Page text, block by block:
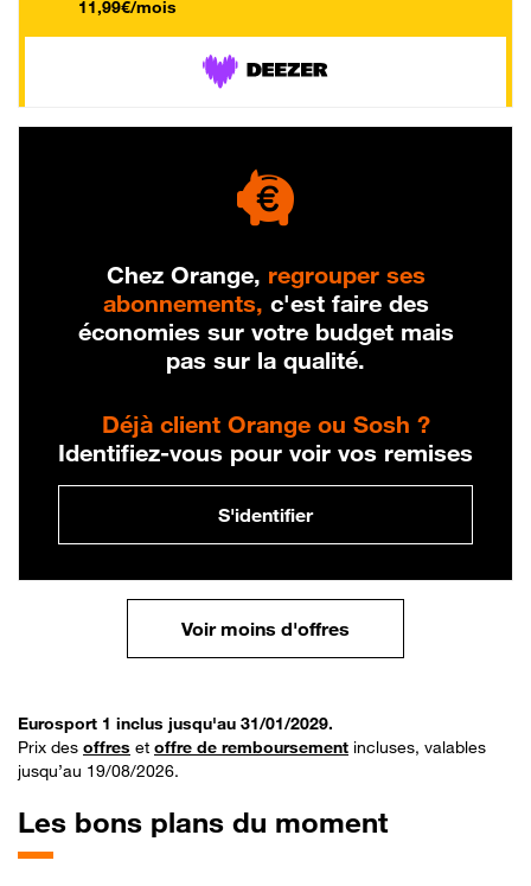
11,99€/mois
Chez Orange, regrouper ses
abonnements, c'est faire des
économies sur votre budget mais
pas sur la qualité.
Déjà client Orange ou Sosh ?
Identifiez-vous pour voir vos remises
S'identifier
Voir moins d'offres
Eurosport 1 inclus jusqu'au 31/01/2029.
Prix des offres et offre de remboursement incluses, valables
jusqu’au 19/08/2026.
Les bons plans du moment